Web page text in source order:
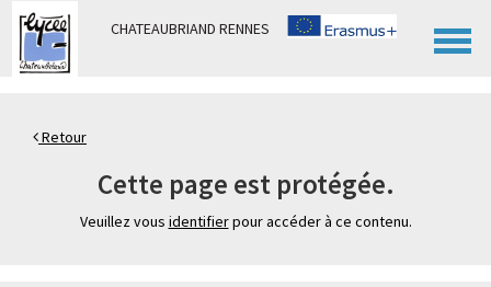
CHATEAUBRIAND RENNES
Retour
Cette page est protégée.
Veuillez vous identifierpour accéder à ce contenu.
Panneau de gestion des cookies